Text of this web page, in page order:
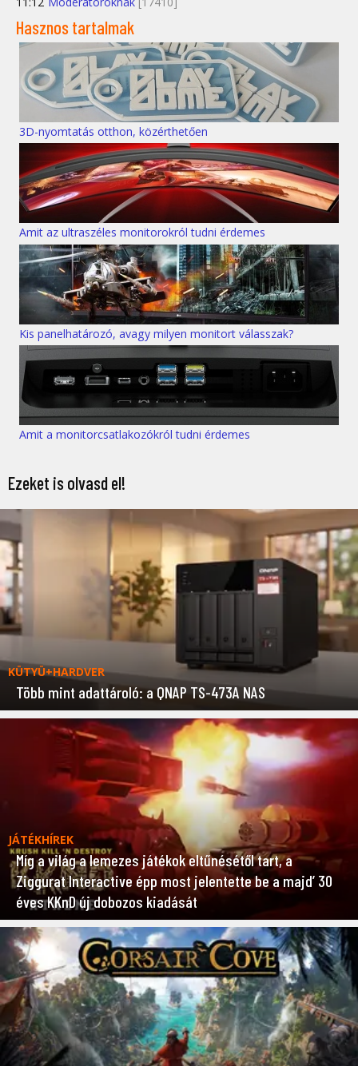
Hasznos tartalmak
3D-nyomtatás otthon, közérthetően
Amit az ultraszéles monitorokról tudni érdemes
Kis panelhatározó, avagy milyen monitort válasszak?
Amit a monitorcsatlakozókról tudni érdemes
Ezeket is olvasd el!
KÜTYÜ+HARDVER
Több mint adattároló: a QNAP TS-473A NAS
JÁTÉKHÍREK
Míg a világ a lemezes játékok eltűnésétől tart, a
Ziggurat Interactive épp most jelentette be a majd’ 30
éves KKnD új dobozos kiadását